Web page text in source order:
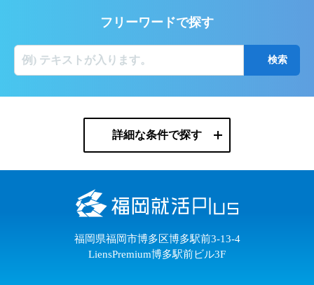
フリーワードで探す
詳細な条件で探す
福岡県福岡市博多区博多駅前3-13-4
LiensPremium博多駅前ビル3F